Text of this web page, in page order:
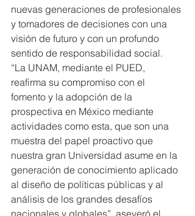
nuevas generaciones de profesionales
y tomadores de decisiones con una
visión de futuro y con un profundo
sentido de responsabilidad social.
“La UNAM, mediante el PUED,
reafirma su compromiso con el
fomento y la adopción de la
prospectiva en México mediante
actividades como esta, que son una
muestra del papel proactivo que
nuestra gran Universidad asume en la
generación de conocimiento aplicado
al diseño de políticas públicas y al
análisis de los grandes desafíos